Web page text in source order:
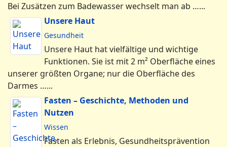
Bei Zusätzen zum Badewasser wechselt man ab …...
Unsere Haut
Gesundheit
Unsere Haut hat vielfältige und wichtige
Funktionen. Sie ist mit 2 m² Oberfläche eines
unserer größten Organe; nur die Oberfläche des
Darmes …...
Fasten – Geschichte, Methoden und
Nutzen
Wissen
Fasten als Erlebnis, Gesundheitsprävention